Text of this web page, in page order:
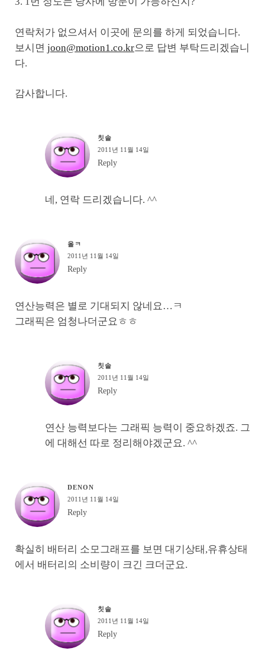
연락처가 없으셔서 이곳에 문의를 하게 되었습니다.
보시면 joon@motion1.co.kr으로 답변 부탁드리겠습니
다.
감사합니다.
칫솔
2011년 11월 14일
Reply
네, 연락 드리겠습니다. ^^
올ㅋ
2011년 11월 14일
Reply
연산능력은 별로 기대되지 않네요…ㅋ
그래픽은 엄청나더군요ㅎㅎ
칫솔
2011년 11월 14일
Reply
연산 능력보다는 그래픽 능력이 중요하겠죠. 그
에 대해선 따로 정리해야겠군요. ^^
DENON
2011년 11월 14일
Reply
확실히 배터리 소모그래프를 보면 대기상태,유휴상태
에서 배터리의 소비량이 크긴 크더군요.
칫솔
2011년 11월 14일
Reply